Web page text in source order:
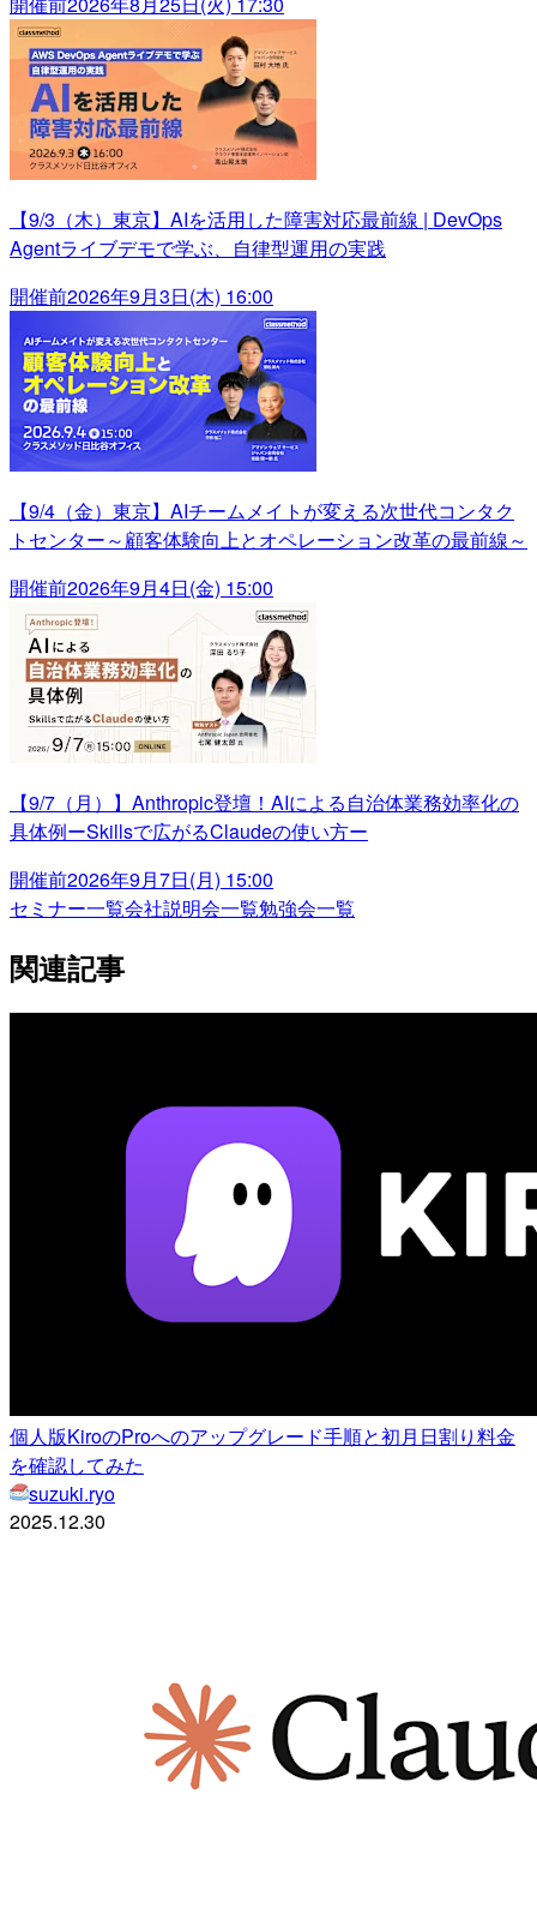
【9/3（木）東京】AIを活用した障害対応最前線 | DevOps
Agentライブデモで学ぶ、自律型運用の実践
開催前2026年9月3日(木) 16:00
【9/4（金）東京】AIチームメイトが変える次世代コンタク
トセンター～顧客体験向上とオペレーション改革の最前線～
開催前2026年9月4日(金) 15:00
【9/7（月）】Anthropic登壇！AIによる自治体業務効率化の
具体例ーSkillsで広がるClaudeの使い方ー
開催前2026年9月7日(月) 15:00
セミナー一覧会社説明会一覧勉強会一覧
関連記事
個人版KiroのProへのアップグレード手順と初月日割り料金
を確認してみた
suzuki.ryo
2025.12.30